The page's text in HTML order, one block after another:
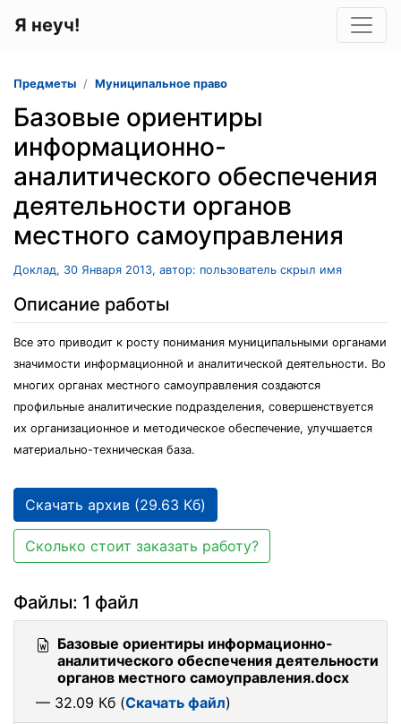
Я неуч!
Предметы Муниципальное право
Базовые ориентиры
информационно-
аналитического обеспечения
деятельности органов
местного самоуправления
Доклад, 30 Января 2013, автор: пользователь скрыл имя
Описание работы
Все это приводит к росту понимания муниципальными органами
значимости информационной и аналитической деятельности. Во
многих органах местного самоуправления создаются
профильные аналитические подразделения, совершенствуется
их организационное и методическое обеспечение, улучшается
материально-техническая база.
Скачать архив (29.63 Кб)
Сколько стоит заказать работу?
Файлы: 1 файл
Базовые ориентиры информационно-
аналитического обеспечения деятельности
органов местного самоуправления.docx
— 32.09 Кб (Скачать файл)